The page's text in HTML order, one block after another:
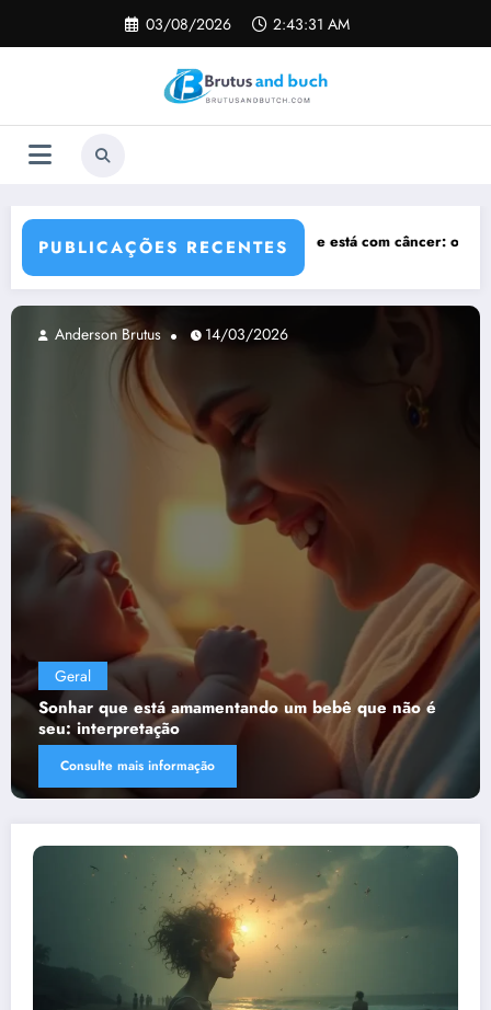
o
03/08/2026 2:43:32 AM
PUBLICAÇÕES RECENTES
Sonhar que está com câncer: o que significa e como interpretar?
um bebê que não é
03/2026
Geral
Sonhar que está
quer te dizer?
Consulte mais informação